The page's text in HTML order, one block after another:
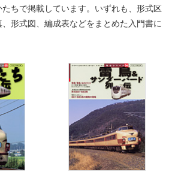
ちで掲載しています。いずれも、形式区
形式図、編成表などをまとめた入門書に